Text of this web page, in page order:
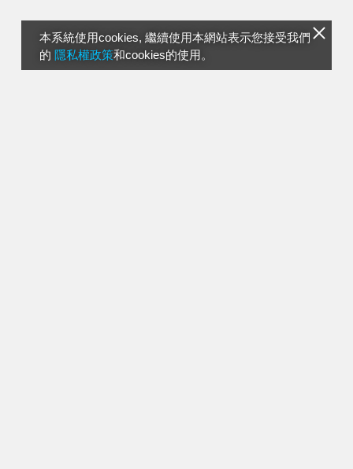
本系統使用cookies, 繼續使用本網站表示您接受我們
的 隱私權政策和cookies的使用。